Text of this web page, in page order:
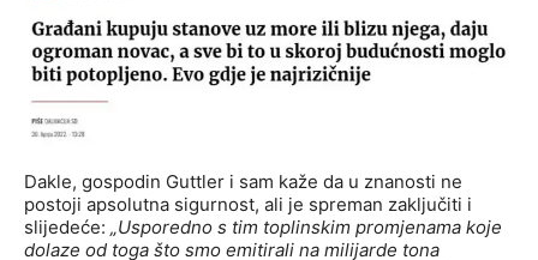
Dakle, gospodin Guttler i sam kaže da u znanosti ne
postoji apsolutna sigurnost, ali je spreman zaključiti i
slijedeće: „Usporedno s tim toplinskim promjenama koje
dolaze od toga što smo emitirali na milijarde tona